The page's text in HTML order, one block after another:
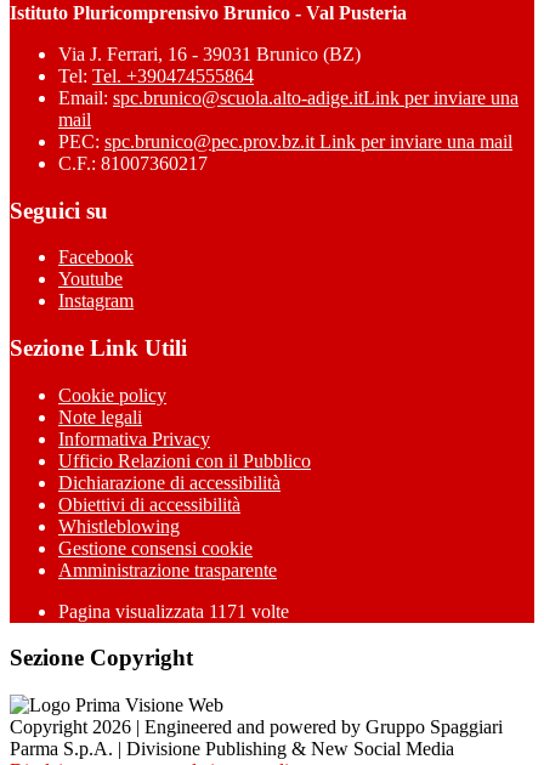
Istituto Pluricomprensivo Brunico - Val Pusteria
Via J. Ferrari, 16 - 39031 Brunico (BZ)
Tel: Tel. +390474555864
Email: spc.brunico@scuola.alto-adige.itLink per inviare una
mail
PEC: spc.brunico@pec.prov.bz.it Link per inviare una mail
C.F.: 81007360217
Seguici su
Facebook
Youtube
Instagram
Sezione Link Utili
Cookie policy
Note legali
Informativa Privacy
Ufficio Relazioni con il Pubblico
Dichiarazione di accessibilità
Obiettivi di accessibilità
Whistleblowing
Gestione consensi cookie
Amministrazione trasparente
Pagina visualizzata 1171 volte
Sezione Copyright
Copyright 2026 | Engineered and powered by Gruppo Spaggiari
Parma S.p.A. | Divisione Publishing & New Social Media